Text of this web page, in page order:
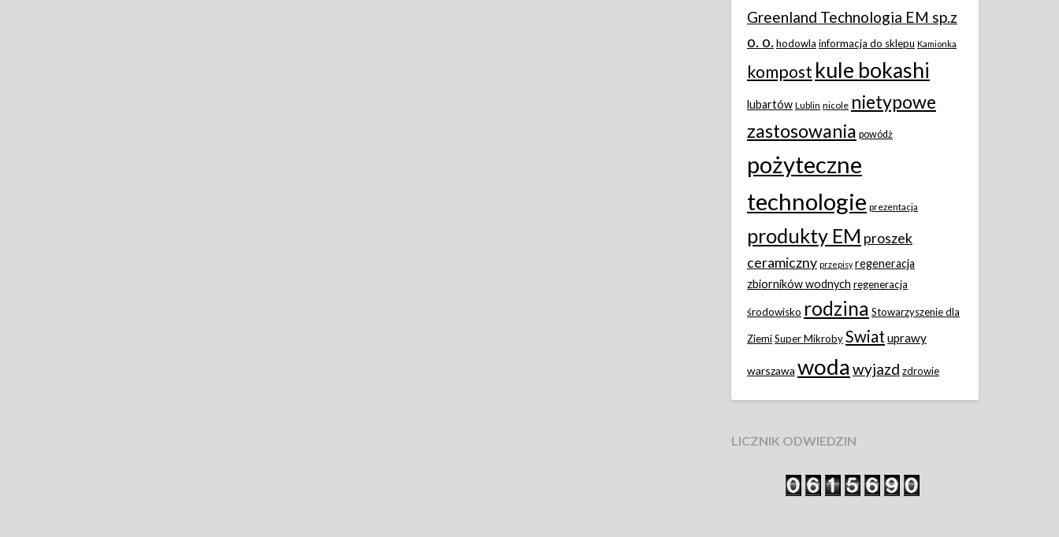
Greenland Technologia EM sp.z
o. o.hodowla informacja do sklepu Kamionka
kompost kule bokashi
lubartów Lublin nicole nietypowe
zastosowania powódż
pożyteczne
technologie prezentacja
produkty EM proszek
ceramiczny przepisy regeneracja
zbiorników wodnych regeneracja
środowisko rodzina Stowarzyszenie dla
ZiemiSuper MikrobySwiat uprawy
warszawa woda wyjazd zdrowie
LICZNIK ODWIEDZIN